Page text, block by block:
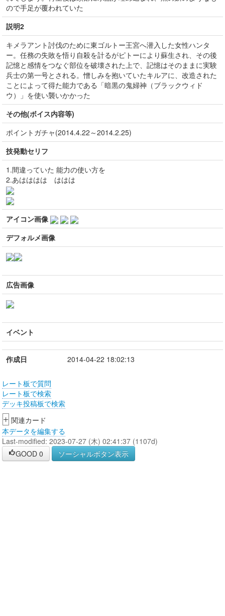
ので手足が覆われていた
説明2
キメラアント討伐のために東ゴルトー王宮へ潜入した女性ハンタ
ー。任務の失敗を悟り自殺を計るがピトーにより蘇生され、その後
記憶と感情をつなぐ部位を破壊された上で、記憶はそのままに実験
兵士の第一号とされる。憎しみを抱いていたキルアに、改造された
ことによって得た能力である「暗黒の鬼婦神（ブラックウィド
ウ）」を使い襲いかかった
その他(ボイス内容等)
ポイントガチャ(2014.4.22～2014.2.25)
技発動セリフ
1.間違っていた 能力の使い方を
2.あはははは ははは
アイコン画像
デフォルメ画像
広告画像
イベント
作成日 2014-04-22 18:02:13
レート板で質問
レート板で検索
デッキ投稿板で検索
+ 関連カード
本データを編集する
Last-modified: 2023-07-27 (木) 02:41:37 (1107d)
GOOD 0 ソーシャルボタン表示